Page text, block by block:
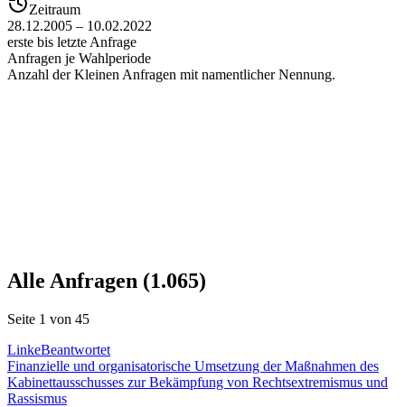
Zeitraum
28.12.2005 – 10.02.2022
erste bis letzte Anfrage
Anfragen je Wahlperiode
Anzahl der Kleinen Anfragen mit namentlicher Nennung.
Alle Anfragen (1.065)
Seite 1 von 45
LinkeBeantwortet
Finanzielle und organisatorische Umsetzung der Maßnahmen des
Kabinettausschusses zur Bekämpfung von Rechtsextremismus und
Rassismus